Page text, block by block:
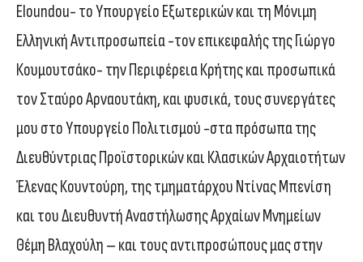
Eloundou- το Υπουργείο Εξωτερικών και τη Μόνιμη
Ελληνική Αντιπροσωπεία -τον επικεφαλής της Γιώργο
Κουμουτσάκο- την Περιφέρεια Κρήτης και προσωπικά
τον Σταύρο Αρναουτάκη, και φυσικά, τους συνεργάτες
μου στο Υπουργείο Πολιτισμού -στα πρόσωπα της
Διευθύντριας Προϊστορικών και Κλασικών Αρχαιοτήτων
Έλενας Κουντούρη, της τμηματάρχου Ντίνας Μπενίση
και του Διευθυντή Αναστήλωσης Αρχαίων Μνημείων
Θέμη Βλαχούλη – και τους αντιπροσώπους μας στην